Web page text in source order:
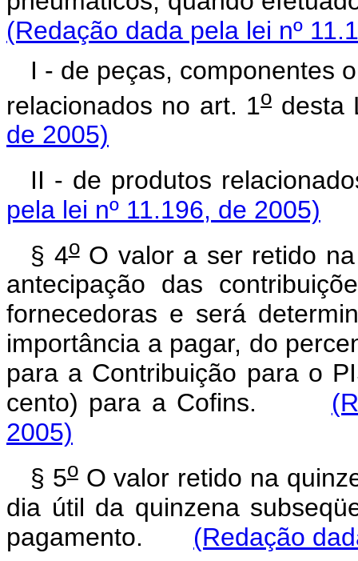
(Redação dada pela lei nº
I - de peças, componentes
relacionados no art. 1o
de 2005)
II - de produtos
pela lei nº 11.196, de 2005)
§ 4oO valor a ser retido
antecipação das
fornecedoras e será
importância a pagar, do
para a Contribuição para o
cento) para a Cofins.
2005)
§ 5oO valor retido na
dia útil da quinzena
pagamento. (Redação